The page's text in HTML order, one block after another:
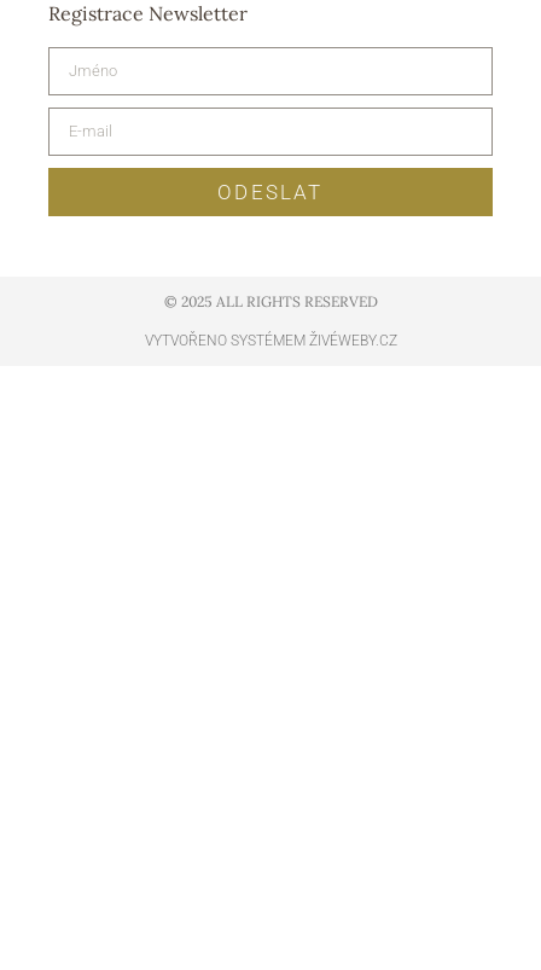
Registrace Newsletter
ODESLAT
© 2025 ALL RIGHTS RESERVED​
VYTVOŘENO SYSTÉMEM ŽIVÉWEBY.CZ